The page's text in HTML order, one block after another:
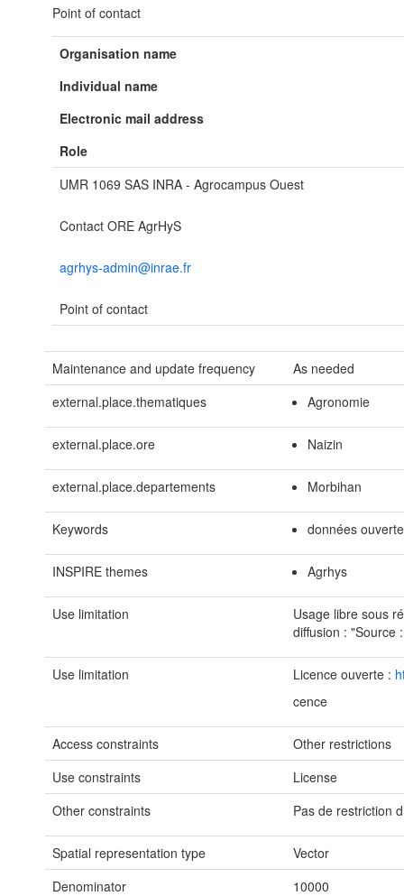
Point of contact
Organisation name
Individual name
Electronic mail address
Role
UMR 1069 SAS INRA - Agrocampus Ouest
Contact ORE AgrHyS
agrhys-admin@inrae.fr
Point of contact
Maintenance and update frequency
As needed
external.place.thematiques
Agronomie
external.place.ore Naizin
external.place.departements Morbihan
Keywords données
INSPIRE themes Agrhys
Use limitation
Usage libre sous
diffusion : "Source
Use limitation Licence ouverte :
cence
Access constraints
Other restrictions
Use constraints
License
Other constraints
Pas de restriction
Spatial representation type
Vector
Denominator
10000